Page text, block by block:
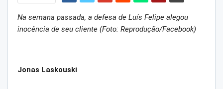
Na semana passada, a defesa de Luís Felipe alegou
inocência de seu cliente (Foto: Reprodução/Facebook)
Jonas Laskouski